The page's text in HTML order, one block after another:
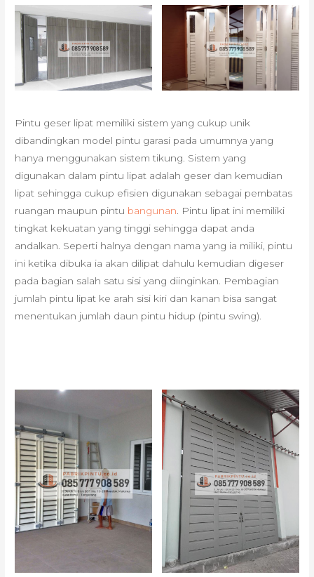
Pintu geser lipat memiliki sistem yang cukup unik
dibandingkan model pintu garasi pada umumnya yang
hanya menggunakan sistem tikung. Sistem yang
digunakan dalam pintu lipat adalah geser dan kemudian
lipat sehingga cukup efisien digunakan sebagai pembatas
ruangan maupun pintu bangunan . Pintu lipat ini memiliki
tingkat kekuatan yang tinggi sehingga dapat anda
andalkan. Seperti halnya dengan nama yang ia miliki, pintu
ini ketika dibuka ia akan dilipat dahulu kemudian digeser
pada bagian salah satu sisi yang diinginkan. Pembagian
jumlah pintu lipat ke arah sisi kiri dan kanan bisa sangat
menentukan jumlah daun pintu hidup (pintu swing).